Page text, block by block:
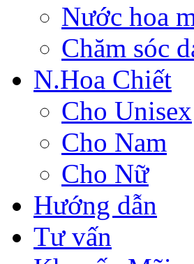
Nước hoa
Chăm sóc
N.Hoa Chiết
Cho Unisex
Cho Nam
Cho Nữ
Hướng dẫn
Tư vấn